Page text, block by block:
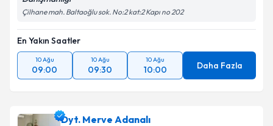
Çilhane mah. Baltaoğlu sok. No:2 kat:2 Kapı no 202
En Yakın Saatler
10 Ağu
09:00
10 Ağu
09:30
10 Ağu
10:00 Daha Fazla
Dyt. Merve Adanalı